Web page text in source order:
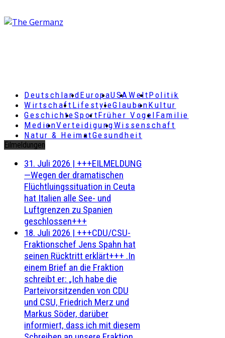
DeutschlandEuropaUSAWeltPolitik
Wirtschaft LifestyleGlaubenKultur
GeschichteSportFrüher Vogel Familie
MedienVerteidigungWissenschaft
Natur & HeimatGesundheit
Eilmeldungen
31. Juli 2026 | +++EILMELDUNG
—Wegen der dramatischen
Flüchtluingssituation in Ceuta
hat Italien alle See- und
Luftgrenzen zu Spanien
geschlossen+++
18. Juli 2026 | +++CDU/CSU-
Fraktionschef Jens Spahn hat
seinen Rücktritt erklärt+++ .In
einem Brief an die Fraktion
schreibt er: „Ich habe die
Parteivorsitzenden von CDU
und CSU, Friedrich Merz und
Markus Söder, darüber
informiert, dass ich mit diesem